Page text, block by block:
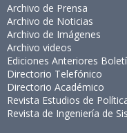
Archivo de Prensa
Archivo de Noticias
Archivo de Imágenes
Archivo videos
Ediciones Anteriores
Directorio Telefónico
Directorio Académico
Revista Estudios de
Revista de Ingeniería de